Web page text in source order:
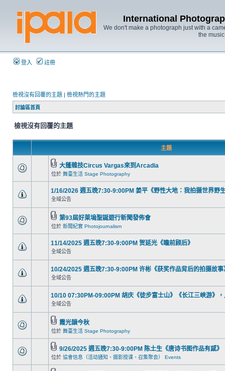
International
We don't make a photograph just with a
the
登入 註冊
檢視沒有回覆的主題 | 檢視熱門的主題
討論區首頁
檢視沒有回覆的主題
主題
大蓬雜技Circus Vargas來到Arcadia
位於 舞臺生活 Stage Photography
1/16/2026 週五晚7:30-9:00PM 姜平《野性大地：我拍摄世界野
全域公告
第93屆好萊塢聖誕遊行新聞發佈會
位於 新聞紀實 Photojournalism
11/14/2025 週五晚7:30-9:00PM 贺延光《瞻前顾后》
全域公告
10/24/2025 週五晚7:30-9:00PM 许彬《获奖作品背后的拍摄故事
全域公告
10/10 07:30PM-09:00PM 胡庆《徒步富士山》《长江三峡游》
全域公告
霞光韻今秋
位於 舞臺生活 Stage Photography
9/26/2025 週五晚7:30-9:00PM 陈土生《唐诗书图作品有感》
位於 協會信息（活动通知、摄影授课、召集聚会） Events